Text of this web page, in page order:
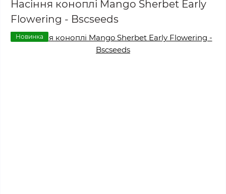
Насіння коноплі Mango Sherbet Early
Flowering - Bscseeds
Новинка